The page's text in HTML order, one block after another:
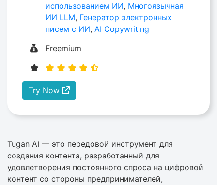
использованием ИИ, Многоязычная
ИИ LLM, Генератор электронных
писем с ИИ,AI Copywriting
Freemium
Try Now
Tugan AI — это передовой инструмент для
создания контента, разработанный для
удовлетворения постоянного спроса на цифровой
контент со стороны предпринимателей,